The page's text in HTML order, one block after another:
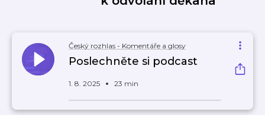
Český rozhlas - Komentáře a glosy
Poslechněte si podcast
1. 8. 2025 23 min